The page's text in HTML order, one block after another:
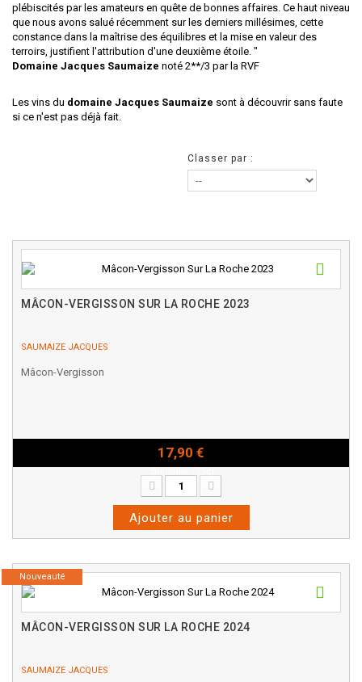
plébiscités par les amateurs en quête de bonnes affaires. Ce haut niveau
que nous avons salué récemment sur les derniers millésimes, cette
constance dans la maîtrise des équilibres et la mise en valeur des
terroirs, justifient l'attribution d'une deuxième étoile. "
Domaine Jacques Saumaize noté 2**/3 par la RVF
Les vins du domaine Jacques Saumaize sont à découvrir sans faute
si ce n'est pas déjà fait.
Classer par :
MÂCON-VERGISSON SUR LA ROCHE 2023
SAUMAIZE JACQUES
Mâcon-Vergisson
17,90 €
Ajouter au panier
Nouveauté
MÂCON-VERGISSON SUR LA ROCHE 2024
SAUMAIZE JACQUES